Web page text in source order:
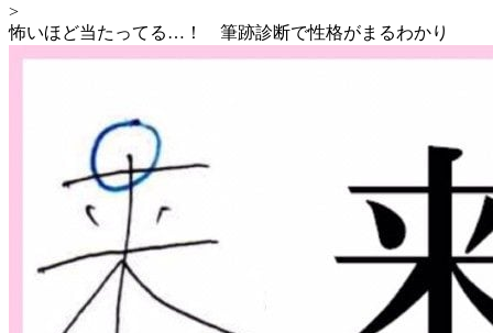
>
怖いほど当たってる…！ 筆跡診断で性格がまるわかり